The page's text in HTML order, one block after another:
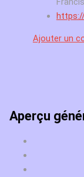
Ajouter un
Aperçu